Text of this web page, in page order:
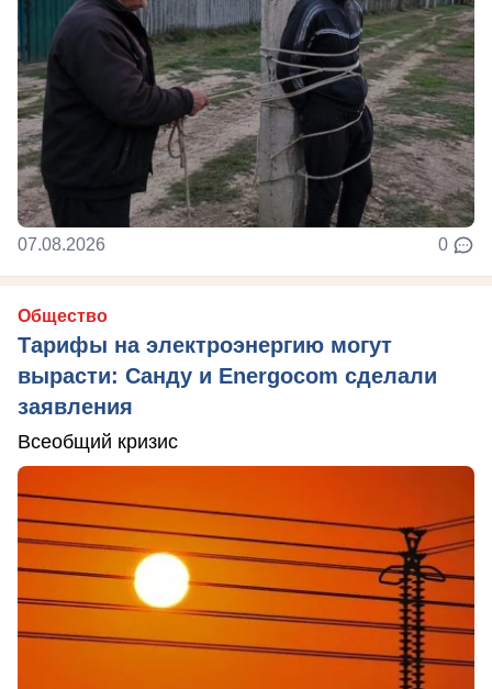
07.08.2026 0
Общество
Тарифы на электроэнергию могут
вырасти: Санду и Energocom сделали
заявления
Всеобщий кризис